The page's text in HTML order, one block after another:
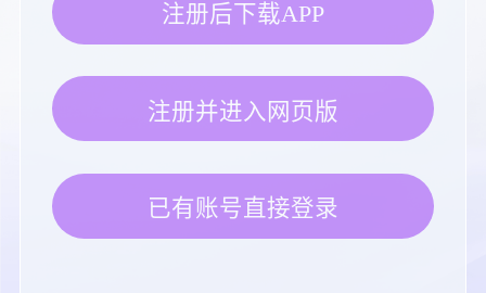
注册后下载APP
注册并进入网页版
已有账号直接登录